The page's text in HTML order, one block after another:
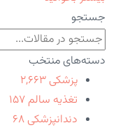
جستجو
دسته‌های منتخب
پزشکی ۲,۶۶۳
تغذیه سالم ۱۵۷
دندانپزشکی ۶۸